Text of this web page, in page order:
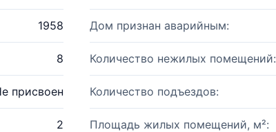
1958 Дом признан аварийным:
8 Количество нежилых помещений:
присвоен Количество подъездов:
2 Площадь жилых помещений, м²: